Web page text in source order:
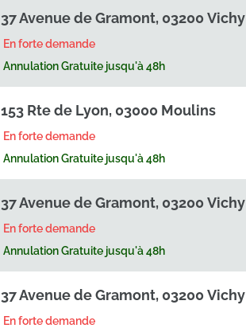
37 Avenue de Gramont, 03200 Vichy
En forte demande
Annulation Gratuite jusqu'à 48h
153 Rte de Lyon, 03000 Moulins
En forte demande
Annulation Gratuite jusqu'à 48h
37 Avenue de Gramont, 03200 Vichy
En forte demande
Annulation Gratuite jusqu'à 48h
37 Avenue de Gramont, 03200 Vichy
En forte demande